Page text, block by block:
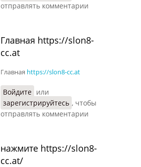
отправлять комментарии
Главная https://slon8-
cc.at
Главная https://slon8-cc.at
Войдите или
зарегистрируйтесь , чтобы
отправлять комментарии
нажмите https://slon8-
cc.at/